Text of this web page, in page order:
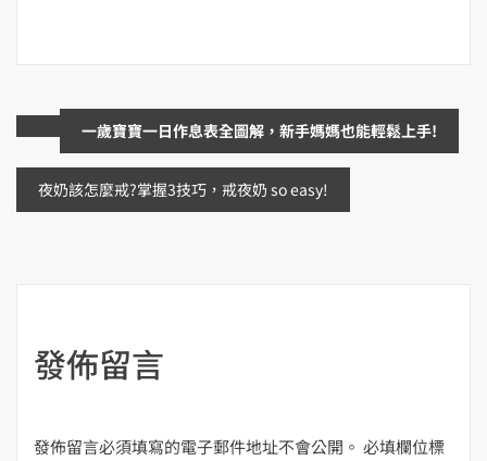
文
章
一歲寶寶一日作息表全圖解，新手媽媽也能輕鬆上手!
夜奶該怎麼戒?掌握3技巧，戒夜奶 so easy!
發佈留言
發佈留言必須填寫的電子郵件地址不會公開。 必填欄位標